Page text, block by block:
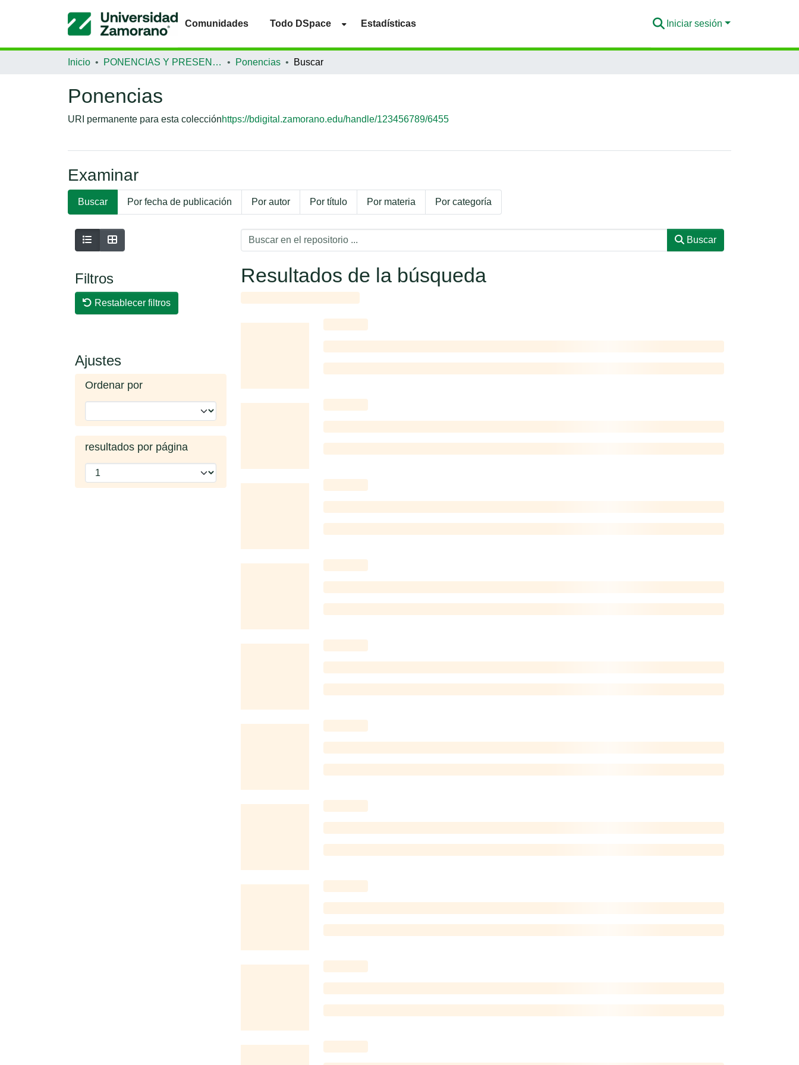
Comunidades Todo DSpace Estadísticas Iniciar sesión
Inicio PONENCIAS Y PRESENTACIONES Ponencias Buscar
Ponencias
URI permanente para esta colecciónhttps://bdigital.zamorano.edu/handle/123456789/6455
Examinar
Buscar Por fecha de publicación Por autor Por título Por materia Por categoría
Filtros
Restablecer filtros
Ajustes
Ordenar por
resultados por página
Buscar
Resultados de la búsqueda